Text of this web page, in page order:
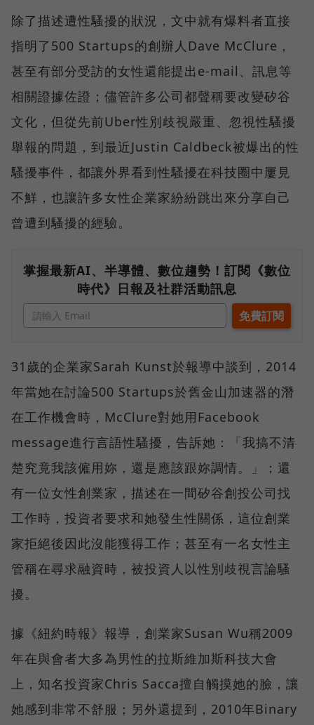
除了描述遭性騷擾的狀況，文中就有爆料者直接
指明了500 Startups的創辦人Dave McClure，
甚至有部分受訪的女性還能提出e-mail、訊息等
相關證據佐證；儘管許多公司都聲稱要改變矽谷
文化，但從先前Uber性別歧視嚴重、忽視性騷擾
舉報的問題，到最近Justin Caldbeck被爆出的性
騷擾事件，都讓外界看到性騷擾在科技圈中屢見
不鮮，也讓許多女性企業家紛紛跳出來分享自己
曾遭到騷擾的經驗。
掌握最新AI、半導體、數位趨勢！訂閱《數位
時代》日報及社群活動訊息
31歲的企業家Sarah Kunst於報導中談到，2014
年當她在討論500 Startups於舊金山加速器的潛
在工作機會時，McClure對她用Facebook
message進行言語性騷擾，告訴她：「我搞不清
楚究竟我該僱用妳，還是應該跟妳調情。」；還
有一位女性創業家，描述在一間矽谷創投公司找
工作時，投資者要求和她發生性關係，這位創業
家拒絕後因此沒能獲得工作；甚至有一名女性主
管稱在尋求融資時，被投資人以性別歧視言論騷
擾。
據《紐約時報》報導，創業家Susan Wu稱2009
年在與會者大多為男性的拉斯維加斯科技大會
上，知名投資家Chris Sacca擅自觸摸她的臉，讓
她感到非常不舒服；另外還提到，2010年Binary